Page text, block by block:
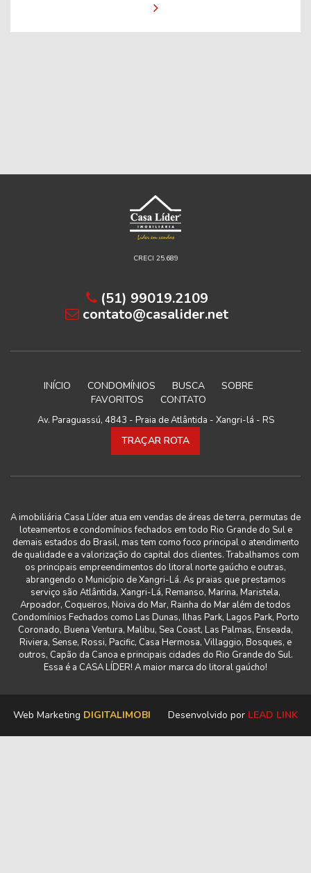
CRECI 25.689
(51) 99019.2109
contato@casalider.net
INÍCIO CONDOMÍNIOS BUSCA
SOBRE
FAVORITOS
CONTATO
Av. Paraguassú, 4843 - Praia de Atlântida - Xangri-lá - RS
TRAÇAR ROTA
A imobiliária Casa Líder atua em vendas de áreas de terra, permutas de
loteamentos e condomínios fechados em todo Rio Grande do Sul e
demais estados do Brasil, mas tem como foco principal o atendimento
de qualidade e a valorização do capital dos clientes. Trabalhamos com
os principais empreendimentos do litoral norte gaúcho e outras,
abrangendo o Município de Xangri-Lá. As praias que prestamos
serviço são Atlântida, Xangri-Lá, Remanso, Marina, Maristela,
Arpoador, Coqueiros, Noiva do Mar, Rainha do Mar além de todos
Condomínios Fechados como Las Dunas, Ilhas Park, Lagos Park, Porto
Coronado, Buena Ventura, Malibu, Sea Coast, Las Palmas, Enseada,
Riviera, Sense, Rossi, Pacific, Casa Hermosa, Villaggio, Bosques, e
outros, Capão da Canoa e principais cidades do Rio Grande do Sul.
Essa é a CASA LÍDER! A maior marca do litoral gaúcho!
Web Marketing DIGITALIMOBI Desenvolvido por LEAD LINK